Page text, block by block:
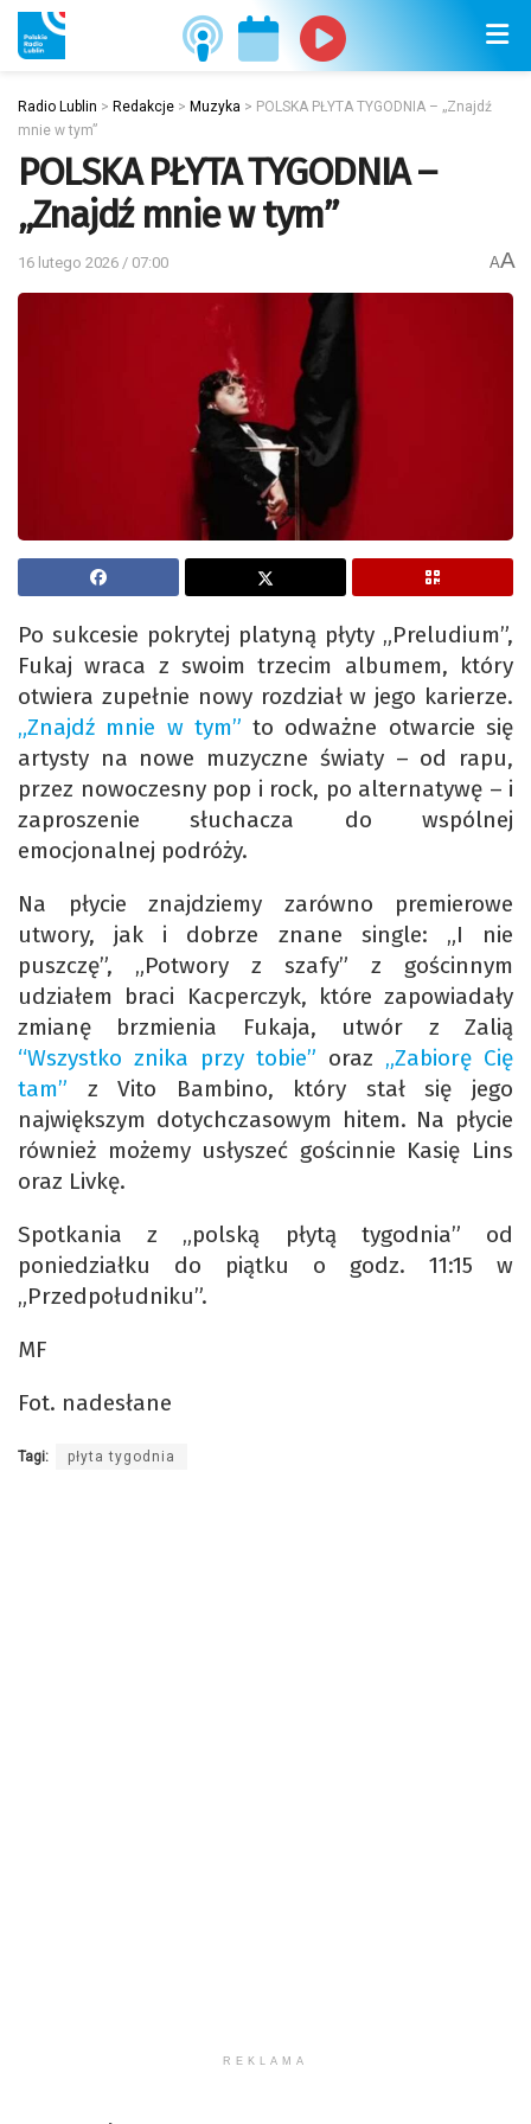
Radio Lublin > Redakcje > Muzyka > POLSKA PŁYTA TYGODNIA – „Znajdź
mnie w tym”
POLSKA PŁYTA TYGODNIA –
„Znajdź mnie w tym”
16 lutego 2026 / 07:00 AA
Po sukcesie pokrytej platyną płyty „Preludium”,
Fukaj wraca z swoim trzecim albumem, który
otwiera zupełnie nowy rozdział w jego karierze.
„Znajdź mnie w tym” to odważne otwarcie się
artysty na nowe muzyczne światy – od rapu,
przez nowoczesny pop i rock, po alternatywę – i
zaproszenie słuchacza do wspólnej
emocjonalnej podróży.
Na płycie znajdziemy zarówno premierowe
utwory, jak i dobrze znane single: „I nie
puszczę”, „Potwory z szafy” z gościnnym
udziałem braci Kacperczyk, które zapowiadały
zmianę brzmienia Fukaja, utwór z Zalią
“Wszystko znika przy tobie” oraz „Zabiorę Cię
tam” z Vito Bambino, który stał się jego
największym dotychczasowym hitem. Na płycie
również możemy usłyszeć gościnnie Kasię Lins
oraz Livkę.
Spotkania z „polską płytą tygodnia” od
poniedziałku do piątku o godz. 11:15 w
„Przedpołudniku”.
MF
Fot. nadesłane
Tagi: płyta tygodnia
REKLAMA